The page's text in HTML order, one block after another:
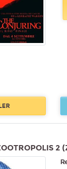
2